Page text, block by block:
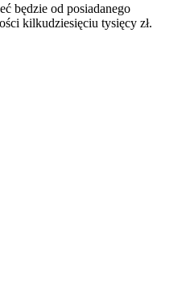
będzie od posiadanego
kilkudziesięciu tysięcy zł.